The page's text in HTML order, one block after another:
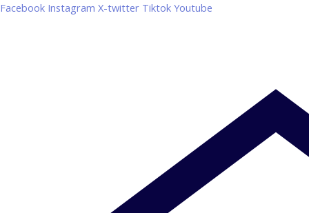
Facebook Instagram X-twitter Tiktok Youtube